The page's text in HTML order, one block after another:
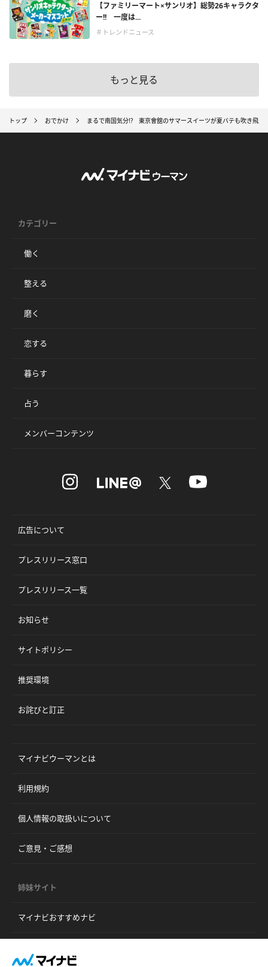
【ファミリーマート×サンリオ】総勢26キャラクタ
ー!! 一度は...
＃トレンドニュース
もっと見る
トップ おでかけ まるで南国気分!? 東京會舘のサマースイーツが夏バテも吹き飛ぶ
カテゴリー
働く
整える
磨く
恋する
暮らす
占う
メンバーコンテンツ
広告について
プレスリリース窓口
プレスリリース一覧
お知らせ
サイトポリシー
推奨環境
お詫びと訂正
マイナビウーマンとは
利用規約
個人情報の取扱いについて
ご意見・ご感想
姉妹サイト
マイナビおすすめナビ